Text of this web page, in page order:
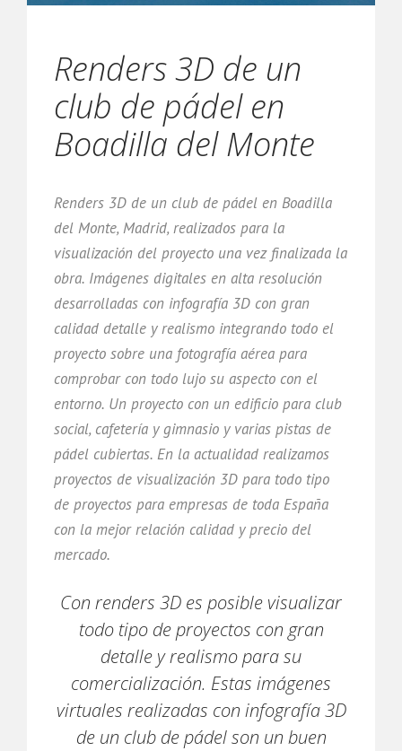
Renders 3D de un
club de pádel en
Boadilla del Monte
Renders 3D de un club de pádel en Boadilla
del Monte, Madrid, realizados para la
visualización del proyecto una vez finalizada la
obra. Imágenes digitales en alta resolución
desarrolladas con infografía 3D con gran
calidad detalle y realismo integrando todo el
proyecto sobre una fotografía aérea para
comprobar con todo lujo su aspecto con el
entorno. Un proyecto con un edificio para club
social, cafetería y gimnasio y varias pistas de
pádel cubiertas. En la actualidad realizamos
proyectos de visualización 3D para todo tipo
de proyectos para empresas de toda España
con la mejor relación calidad y precio del
mercado.
Con renders 3D es posible visualizar
todo tipo de proyectos con gran
detalle y realismo para su
comercialización. Estas imágenes
virtuales realizadas con infografía 3D
de un club de pádel son un buen